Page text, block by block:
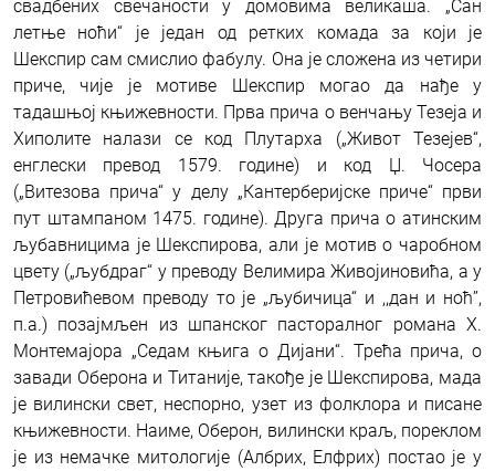
свадбених свечаности у домовима великаша. „Сан
летње ноћи“ је један од ретких комада за који је
Шекспир сам смислио фабулу. Она је сложена из четири
приче, чије је мотиве Шекспир могао да нађе у
тадашњој књижевности. Прва прича о венчању Тезеја и
Хиполите налази се код Плутарха („Живот Тезејев“,
енглески превод 1579. године) и код Џ. Чосера
(„Витезова прича“ у делу „Кантерберијске приче“ први
пут штампаном 1475. године). Друга прича о атинским
љубавницима је Шекспирова, али је мотив о чаробном
цвету („љубдраг“ у преводу Велимира Живојиновића, а у
Петровићевом преводу то је „љубичица“ и ,,дан и ноћ’’,
п.а.) позајмљен из шпанског пасторалног романа Х.
Монтемајора „Седам књига о Дијани“. Трећа прича, о
завади Оберона и Титаније, такође је Шекспирова, мада
је вилински свет, неспорно, узет из фолклора и писане
књижевности. Наиме, Оберон, вилински краљ, пореклом
је из немачке митологије (Албрих, Елфрих) постао је у